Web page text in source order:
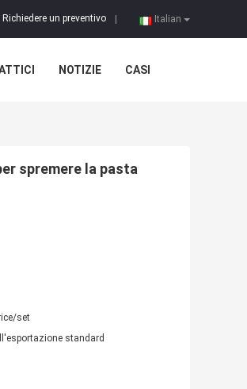
Italian
Richiedere un preventivo
NOTIZIE CASI
spremere la pasta
set
standard